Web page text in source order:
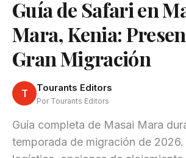
Guía de Safari en
Mara, Kenia:
Gran Migración
T Tourants Editors
Por Tourants Editors
Guía completa de Masai Mara
temporada de migración de